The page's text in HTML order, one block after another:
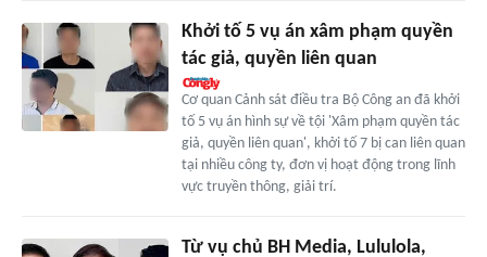
Khởi tố 5 vụ án xâm phạm quyền
tác giả, quyền liên quan
Cơ quan Cảnh sát điều tra Bộ Công an đã khởi
tố 5 vụ án hình sự về tội 'Xâm phạm quyền tác
giả, quyền liên quan', khởi tố 7 bị can liên quan
tại nhiều công ty, đơn vị hoạt động trong lĩnh
vực truyền thông, giải trí.
Từ vụ chủ BH Media, Lululola,